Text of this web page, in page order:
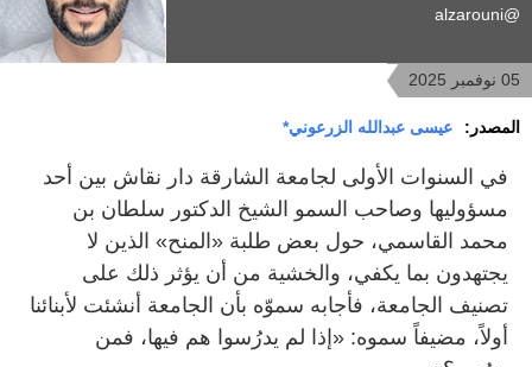
@alzarouni
05 نوفمبر 2025
المصدر: عيسى عبدالله الزرعوني*
في السنوات الأولى لجامعة الشارقة دار نقاش بين أحد
مسؤوليها وصاحب السمو الشيخ الدكتور سلطان بن
محمد القاسمي، حول بعض طلبة «المنح» الذين لا
يجتهدون بما يكفي، والخشية من أن يؤثر ذلك على
تصنيف الجامعة، فأجابه سموّه بأن الجامعة أنشئت لأبنائنا
أولاً، مضيفاً سموه: «إذا لم يدرُسوا هم فيها، فمن